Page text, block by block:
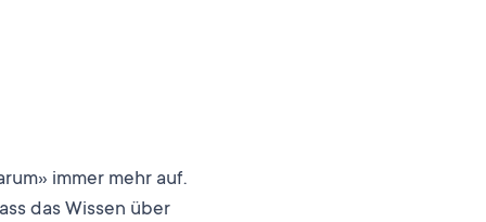
immer mehr auf.
das Wissen über